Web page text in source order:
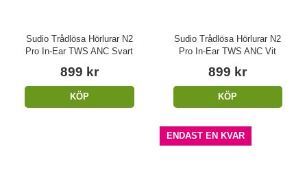
Sudio Trådlösa Hörlurar N2
Pro In-Ear TWS ANC Svart
899 kr
KÖP
Sudio Trådlösa Hörlurar N2
Pro In-Ear TWS ANC Vit
899 kr
KÖP
ENDAST EN KVAR